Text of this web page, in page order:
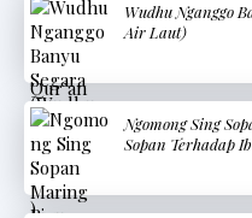
Wudhu Nganggo
Air Laut)
Ngomong Sing
Sopan Terhadap